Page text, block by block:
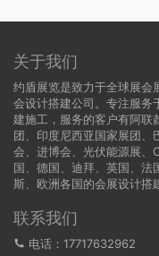
关于我们
约盾展览是致力于全球展会
会设计搭建公司。专注服务
建施工，服务的客户有阿联
团、印度尼西亚国家展团、
会、进博会、光伏能源展、
国
德国 、迪拜、英国、
斯、欧洲各国的会展设计搭
联系我们
电话：17717632962